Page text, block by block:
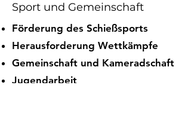
Sport und Gemeinschaft
Förderung des Schießsports
Herausforderung Wettkämpfe
Gemeinschaft und Kameradschaft
Jugendarbeit